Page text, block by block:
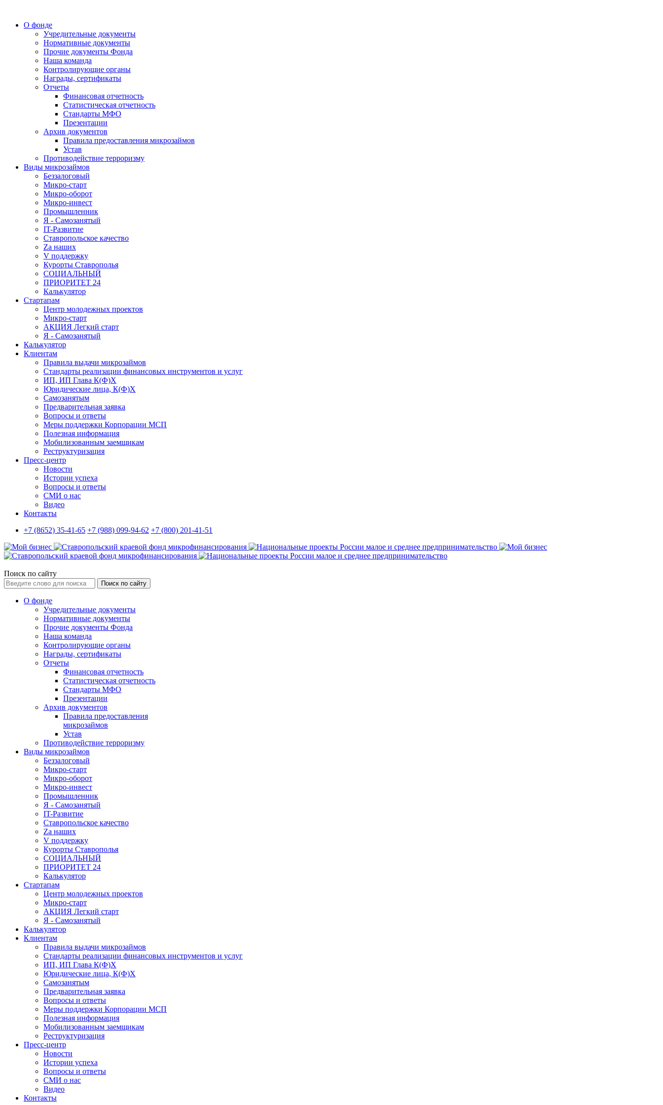
О фонде
Учредительные документы
Нормативные документы
Прочие документы Фонда
Наша команда
Контролирующие органы
Награды, сертификаты
Отчеты
Финансовая отчетность
Статистическая отчетность
Стандарты МФО
Презентации
Архив документов
Правила предоставления микрозаймов
Устав
Противодействие терроризму
Виды микрозаймов
Беззалоговый
Микро-старт
Микро-оборот
Микро-инвест
Промышленник
Я - Самозанятый
IT-Развитие
Ставропольское качество
Za наших
V поддержку
Курорты Ставрополья
СОЦИАЛЬНЫЙ
ПРИОРИТЕТ 24
Калькулятор
Стартапам
Центр молодежных проектов
Микро-старт
АКЦИЯ Легкий старт
Я - Самозанятый
Калькулятор
Клиентам
Правила выдачи микрозаймов
Стандарты реализации финансовых инструментов и услуг
ИП, ИП Глава К(Ф)Х
Юридические лица, К(Ф)Х
Самозанятым
Предварительная заявка
Вопросы и ответы
Меры поддержки Корпорации МСП
Полезная информация
Мобилизованным заемщикам
Реструктуризация
Пресс-центр
Новости
Истории успеха
Вопросы и ответы
СМИ о нас
Видео
Контакты
+7 (8652) 35-41-65 +7 (988) 099-94-62 +7 (800) 201-41-51
Поиск по сайту
Поиск по сайту
О фонде
Учредительные документы
Нормативные документы
Прочие документы Фонда
Наша команда
Контролирующие органы
Награды, сертификаты
Отчеты
Финансовая отчетность
Статистическая отчетность
Стандарты МФО
Презентации
Архив документов
Правила предоставления
микрозаймов
Устав
Противодействие терроризму
Виды микрозаймов
Беззалоговый
Микро-старт
Микро-оборот
Микро-инвест
Промышленник
Я - Самозанятый
IT-Развитие
Ставропольское качество
Za наших
V поддержку
Курорты Ставрополья
СОЦИАЛЬНЫЙ
ПРИОРИТЕТ 24
Калькулятор
Стартапам
Центр молодежных проектов
Микро-старт
АКЦИЯ Легкий старт
Я - Самозанятый
Калькулятор
Клиентам
Правила выдачи микрозаймов
Стандарты реализации финансовых инструментов и услуг
ИП, ИП Глава К(Ф)Х
Юридические лица, К(Ф)Х
Самозанятым
Предварительная заявка
Вопросы и ответы
Меры поддержки Корпорации МСП
Полезная информация
Мобилизованным заемщикам
Реструктуризация
Пресс-центр
Новости
Истории успеха
Вопросы и ответы
СМИ о нас
Видео
Контакты